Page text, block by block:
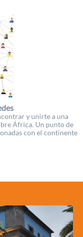
y unirte a una
África. Un punto de
con el continente